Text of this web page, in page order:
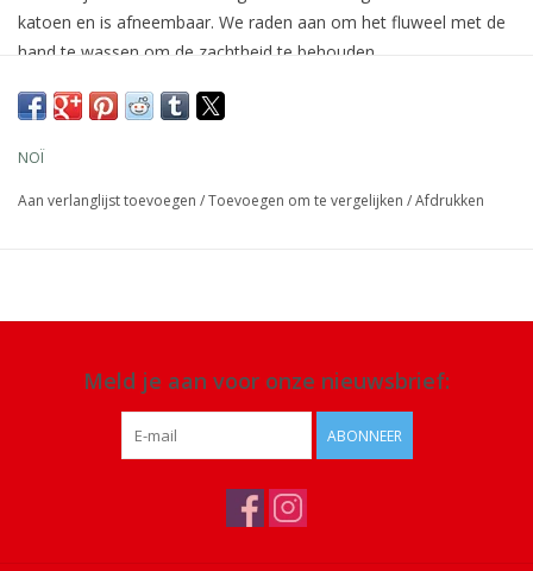
katoen en is afneembaar. We raden aan om het fluweel met de
hand te wassen om de zachtheid te behouden.
Afmeting: 40 x 23 cm
NOÏ
Aan verlanglijst toevoegen /Toevoegen om te vergelijken /Afdrukken
Meld je aan voor onze nieuwsbrief:
ABONNEER